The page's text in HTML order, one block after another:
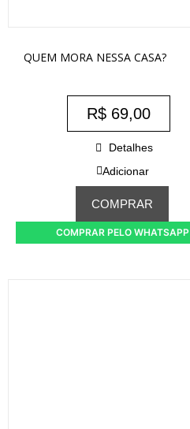
QUEM MORA NESSA CASA?
R$69,00
Detalhes
Adicionar
COMPRAR
COMPRAR PELO WHATSAPP